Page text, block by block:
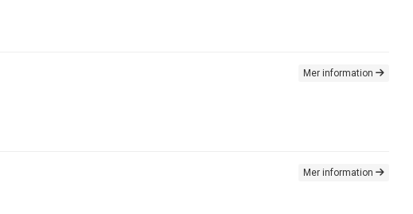
Mer information
Mer information